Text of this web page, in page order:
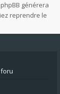
générera
reprendre le